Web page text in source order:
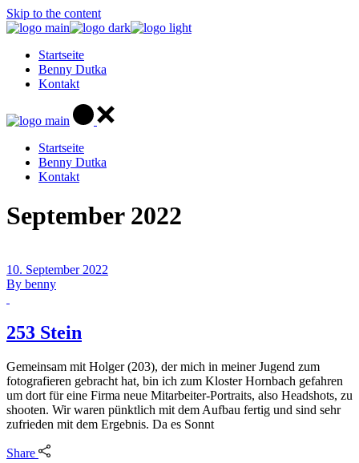
Skip to the content
Startseite
Benny Dutka
Kontakt
Startseite
Benny Dutka
Kontakt
September 2022
10. September 2022
By benny
253 Stein
Gemeinsam mit Holger (203), der mich in meiner Jugend zum
fotografieren gebracht hat, bin ich zum Kloster Hornbach gefahren
um dort für eine Firma neue Mitarbeiter-Portraits, also Headshots, zu
shooten. Wir waren pünktlich mit dem Aufbau fertig und sind sehr
zufrieden mit dem Ergebnis. Da es Sonnt
Share